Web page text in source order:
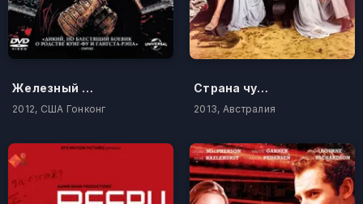
Железный кулак
2012, США Гонконг
Страна чудес
2013, Австралия